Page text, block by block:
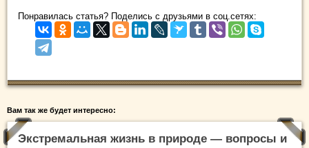
Понравилась статья? Поделись с друзьями в соц.сетях:
Вам так же будет интересно:
Экстремальная жизнь в природе — вопросы и